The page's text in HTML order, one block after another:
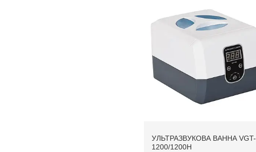
УЛЬТРАЗВУКОВА ВАННА VGT-
1200/1200H